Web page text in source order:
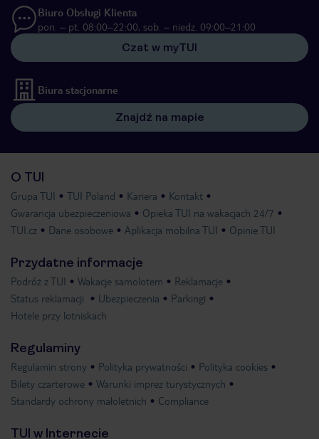
Biuro Obsługi Klienta
pon. – pt. 08:00–22:00, sob. – niedz. 09:00–21:00
Czat w myTUI
Biura stacjonarne
Znajdź na mapie
O TUI
Grupa TUI TUI Poland Kariera
Kontakt
Gwarancja ubezpieczeniowa
Opieka TUI na wakacjach 24/7
TUI.cz
Dane osobowe Aplikacja mobilna TUI Opinie TUI
Przydatne informacje
Podróż z TUI Wakacje samolotem
Reklamacje
Status reklamacji
Ubezpieczenia
Parkingi
Hotele przy lotniskach
Regulaminy
Regulamin strony Polityka prywatności
Polityka cookies
Bilety czarterowe
Warunki imprez turystycznych
Standardy ochrony małoletnich
Compliance
TUI w Internecie